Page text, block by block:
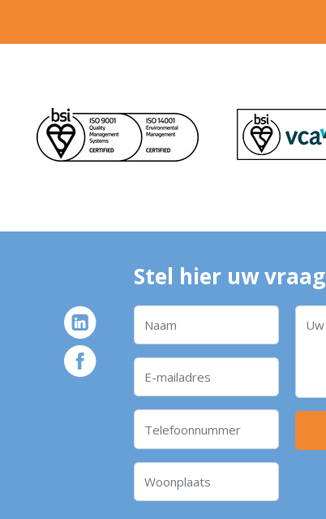
Stel hier uw vraag